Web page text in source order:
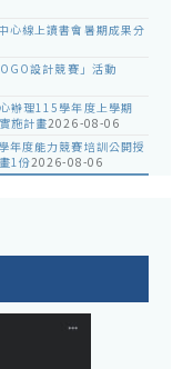
心線上讀書會暑期成果分
設計競賽」活動
辦理115學年度上學期
施計畫2026-08-06
年度能力競賽培訓公開授
1份2026-08-06